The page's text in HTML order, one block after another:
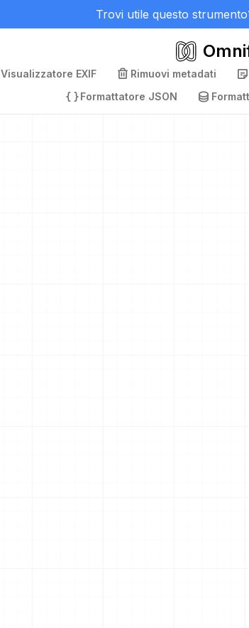
Trovi utile questo
Visualizzatore EXIF Rimuovi metadati
Formattatore JSON